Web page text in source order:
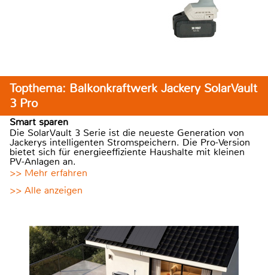
Topthema: Balkonkraftwerk Jackery SolarVault
3 Pro
Smart sparen
Die SolarVault 3 Serie ist die neueste Generation von
Jackerys intelligenten Stromspeichern. Die Pro-Version
bietet sich für energieeffiziente Haushalte mit kleinen
PV-Anlagen an.
>> Mehr erfahren
>> Alle anzeigen